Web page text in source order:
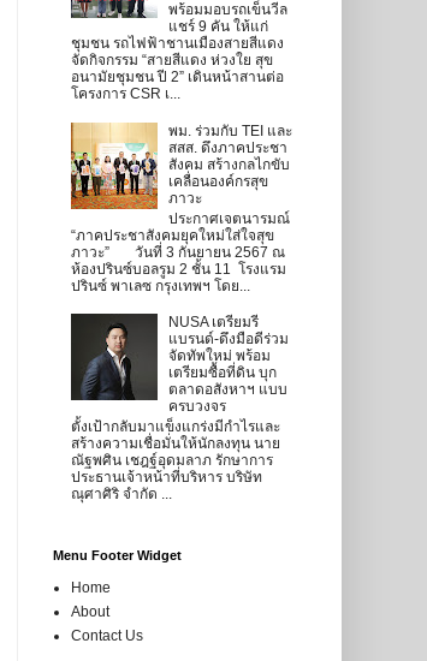
พร้อมมอบรถเข็นวีล
แชร์ 9 คัน ให้แก่
ชุมชน รถไฟฟ้าชานเมืองสายสีแดง
จัดกิจกรรม “สายสีแดง ห่วงใย สุข
อนามัยชุมชน ปี 2” เดินหน้าสานต่อ
โครงการ CSR เ...
พม. ร่วมกับ TEI และ
สสส. ดึงภาคประชา
สังคม สร้างกลไกขับ
เคลื่อนองค์กรสุข
ภาวะ
ประกาศเจตนารมณ์
“ภาคประชาสังคมยุคใหม่ใส่ใจสุข
ภาวะ” วันที่ 3 กันยายน 2567 ณ
ห้องปรินซ์บอลรูม 2 ชั้น 11 โรงแรม
ปรินซ์ พาเลซ กรุงเทพฯ โดย...
NUSA เตรียมรี
แบรนด์-ดึงมือดีร่วม
จัดทัพใหม่ พร้อม
เตรียมซื้อที่ดิน บุก
ตลาดอสังหาฯ แบบ
ครบวงจร
ตั้งเป้ากลับมาแข็งแกร่งมีกำไรและ
สร้างความเชื่อมั่นให้นักลงทุน นาย
ณัฐพศิน เชฎฐ์อุดมลาภ รักษาการ
ประธานเจ้าหน้าที่บริหาร บริษัท
ณุศาศิริ จำกัด ...
Menu Footer Widget
Home
About
Contact Us